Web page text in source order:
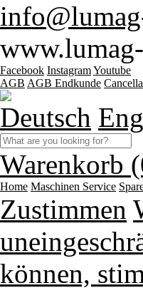
Facebook InstagramYoutube
AGB AGB Endkunde
Deutsch
Warenkorb
Home Maschinen Service
Zustimmen
können,